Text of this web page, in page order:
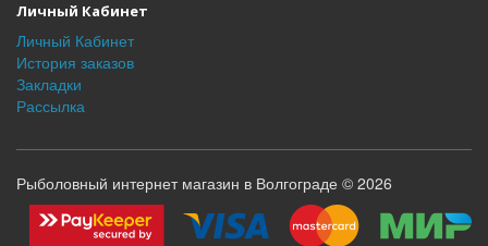
Личный Кабинет
Личный Кабинет
История заказов
Закладки
Рассылка
Рыболовный интернет магазин в Волгограде © 2026